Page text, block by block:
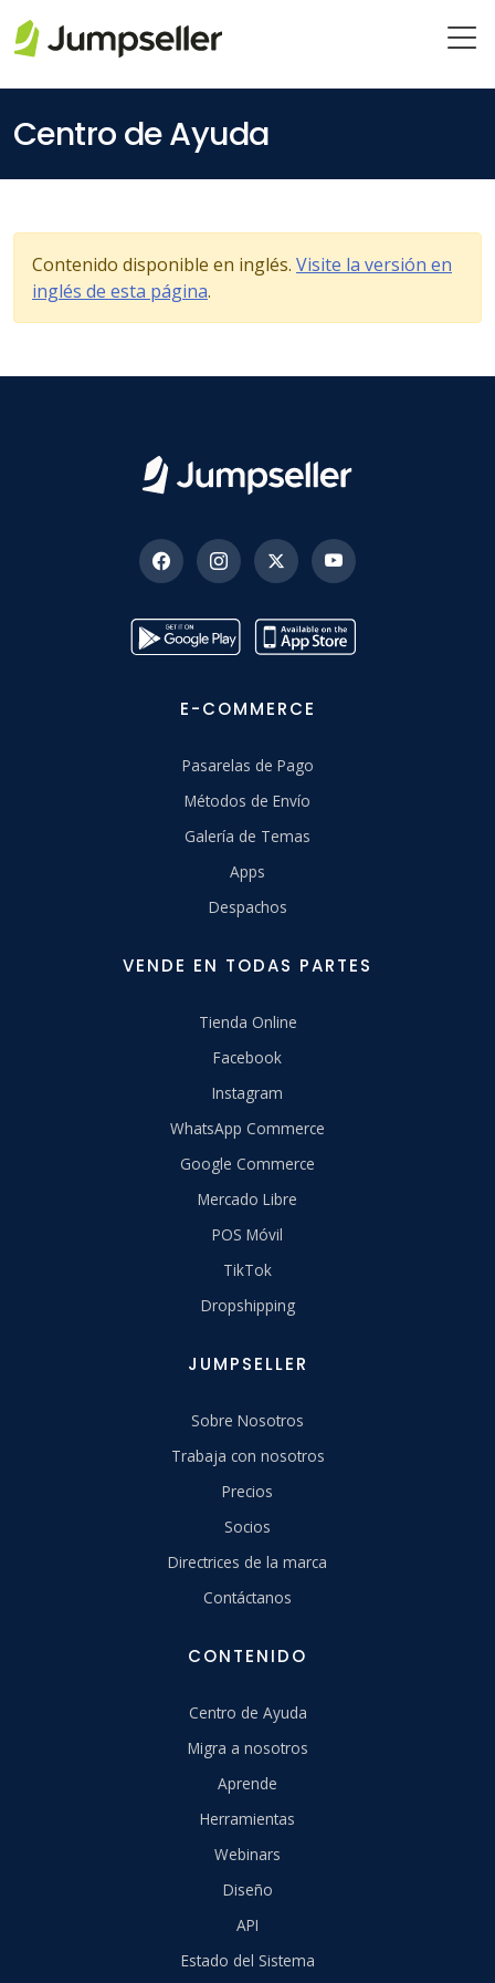
Centro de Ayuda
Contenido disponible en inglés. Visite la versión en
inglés de esta página.
E-COMMERCE
Pasarelas de Pago
Métodos de Envío
Galería de Temas
Apps
Despachos
VENDE EN TODAS PARTES
Tienda Online
Facebook
Instagram
WhatsApp Commerce
Google Commerce
Mercado Libre
POS Móvil
TikTok
Dropshipping
JUMPSELLER
Sobre Nosotros
Trabaja con nosotros
Precios
Socios
Directrices de la marca
Contáctanos
CONTENIDO
Centro de Ayuda
Migra a nosotros
Aprende
Herramientas
Webinars
Diseño
API
Estado del Sistema